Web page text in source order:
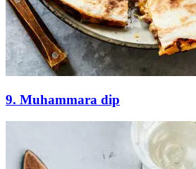
9. Muhammara dip